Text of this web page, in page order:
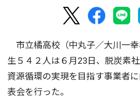
市立橘高校（中丸子／大川一
生５４２人は６月23日、脱炭素
資源循環の実現を目指す事業者
表会を行った。